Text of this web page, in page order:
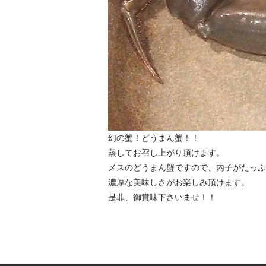
幻の蟹！どうまん蟹！！
蒸してお召し上がり頂けます。
メスのどうまん蟹ですので、内子がたっ
濃厚な美味しさがお楽しみ頂けます。
是非、御賞味下さいませ！！